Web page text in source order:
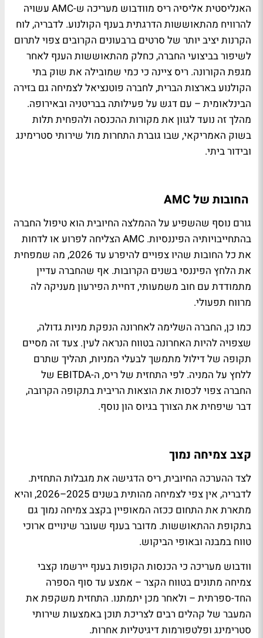
האנליסטית אליסיה ריס מוודבוש מעריכה ש-AMC עשויה
להרוויח מהתאוששות הדרגתית בענף הקולנוע. לדבריה, לוח
הקרנות יציב יותר של סרטים ברבעונים הקרובים צפוי לתרום
לשיפור בביצועי החברה, כחלק מהתאוששות הענף לאחר
מגפת הקורונה. ריס ציינה כי כמי שמובילה את שוק בתי
הקולנוע בארצות הברית, לחברה פוטנציאל לצמיחה גם בזירה
הבינלאומית – עם דגש על פעילותה בבריטניה ובאירופה.
מהלך זה נועד לגוון את מקורות ההכנסה ולהפחית תלות
בשוק האמריקאי, שבו גוברת התחרות מול שירותי סטרימינג
ובידור ביתי.
החובות של AMC
גורם נוסף שהשפיע על ההמלצה החיובית הוא טיפול החברה
בהתחייבויותיה הפיננסיות. AMC הצליחה לפרוע או לדחות
את כל החובות שהיו צפויים להיפרע עד 2026, מה שמפחית
את הלחץ הפיננסי בשנים הקרובות. אף שהחברה עדיין
מתמודדת עם חוב משמעותי, דחיית הפירעון מעניקה לה
מרווח תפעולי.
כמו כן, החברה השלימה לאחרונה הנפקת מניות גדולה,
שצפויה להיות האחרונה בטווח הנראה לעין. צעד זה מסיים
תקופה של דילול מתמשך לבעלי המניות, תהליך שתרם
ללחץ על המניה. לפי התחזית של ריס, ה-EBITDA של
החברה צפוי לכסות את הוצאות הריבית בתקופה הקרובה,
דבר שיפחית את הצורך בגיוס הון נוסף.
קצב צמיחה נמוך
לצד ההערכה החיובית, ריס הדגישה את מגבלות התחזית.
לדבריה, אין צפי לצמיחה מהותית בשנים 2025–2026, והיא
מתארת את התחום ככזה המאופיין בקצב צמיחה נמוך גם
בתקופת ההתאוששות. מדובר בענף שעובר שינויים ארוכי
טווח במבנה ובאופי הביקוש.
וודבוש מעריכה כי הכנסות הקופות בענף יירשמו קצבי
צמיחה מתונים בטווח הקצר – אמצע עד סוף הספרה
החד-ספרתית – ולאחר מכן יתמתנו. התחזית משקפת את
המעבר של קהלים רבים לצריכת תוכן באמצעות שירותי
סטרימינג ופלטפורמות דיגיטליות אחרות.